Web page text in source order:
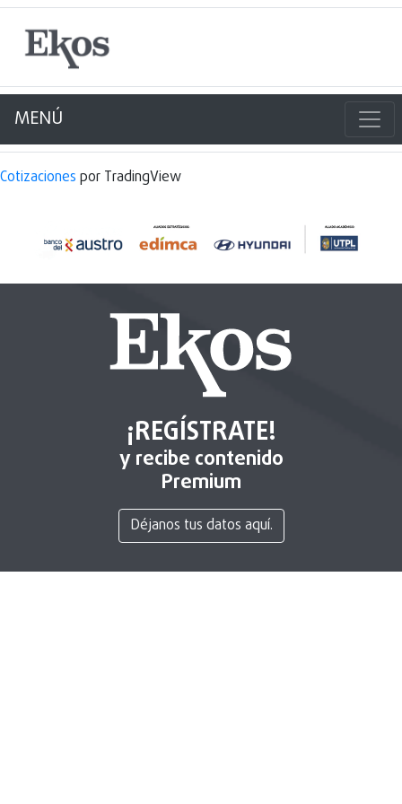
MENÚ
Cotizaciones por TradingView
¡REGÍSTRATE!
y recibe contenido
Premium
Déjanos tus datos aquí.